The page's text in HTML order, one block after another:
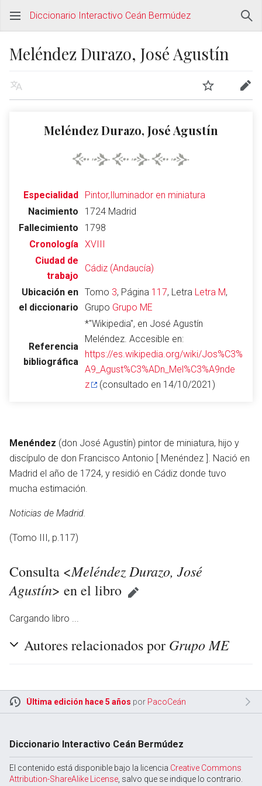
Abrir menú principal
Diccionario Interactivo Ceán Bermúdez
Meléndez Durazo, José Agustín
Vigilar
Meléndez Durazo, José Agustín
Especialidad
Pintor,Iluminador en miniatura
Nacimiento
1724 Madrid
Fallecimiento
1798
Cronología XVIII
Ciudad de
trabajo
Cádiz (Andaucía)
Ubicación en
el diccionario
Tomo 3, Página 117, Letra Letra M,
Grupo Grupo ME
Referencia
bibliográfica
*"Wikipedia", en José Agustín
Meléndez. Accesible en:
https://es.wikipedia.org/wiki/Jos%C3%
A9_Agust%C3%ADn_Mel%C3%A9nde
z
(consultado en 14/10/2021)
Menéndez (don José Agustín) pintor de miniatura, hijo y
discípulo de don Francisco Antonio [ Menéndez ]. Nació en
Madrid el año de 1724, y residió en Cádiz donde tuvo
mucha estimación.
Noticias de Madrid.
(Tomo III, p.117)
Consulta <Meléndez Durazo, José
Agustín> en el libro
Cargando libro ...
Autores relacionados por Grupo ME
Última edición hace 5 años por PacoCeán
Diccionario Interactivo Ceán Bermúdez
El contenido está disponible bajo la licencia Creative Commons
Attribution-ShareAlike License , salvo que se indique lo contrario.